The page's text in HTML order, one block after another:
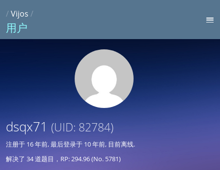
/Vijos /
用户
dsqx71 (UID: 82784)
注册于 16 年前, 最后登录于 10 年前, 目前离线.
解决了 34 道题目，RP: 294.96 (No. 5781)